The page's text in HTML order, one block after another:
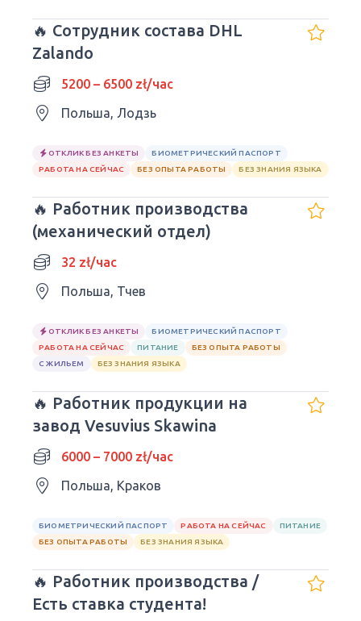
🔥 Сотрудник состава DHL
Zalando
5200 – 6500 zł/час
Польша, Лодзь
ОТКЛИК БЕЗ АНКЕТЫ
БИОМЕТРИЧЕСКИЙ ПАСПОРТ
РАБОТА НА СЕЙЧАС
БЕЗ ОПЫТА РАБОТЫ БЕЗ ЗНАНИЯ ЯЗЫКА
🔥 Работник производства
(механический отдел)
32 zł/час
Польша, Тчев
ОТКЛИК БЕЗ АНКЕТЫ
БИОМЕТРИЧЕСКИЙ ПАСПОРТ
РАБОТА НА СЕЙЧАС
ПИТАНИЕ
БЕЗ ОПЫТА РАБОТЫ
С ЖИЛЬЕМ
БЕЗ ЗНАНИЯ ЯЗЫКА
🔥 Работник продукции на
завод Vesuvius Skawina
6000 – 7000 zł/час
Польша, Краков
БИОМЕТРИЧЕСКИЙ ПАСПОРТ РАБОТА НА СЕЙЧАС
ПИТАНИЕ
БЕЗ ОПЫТА РАБОТЫ
БЕЗ ЗНАНИЯ ЯЗЫКА
🔥 Работник производства /
Есть ставка студента!